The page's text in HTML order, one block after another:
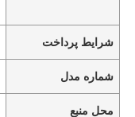
شرایط پرداخت
شماره مدل
محل منبع